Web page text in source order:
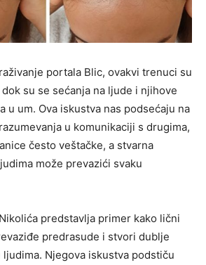
portala Blic, ovakvi trenuci su
su se sećanja na ljude i njihove
u um. Ova iskustva nas podsećaju na
u komunikaciji s drugima,
često veštačke, a stvarna
može prevazići svaku
predstavlja primer kako lični
predrasude i stvori dublje
Njegova iskustva podstiču